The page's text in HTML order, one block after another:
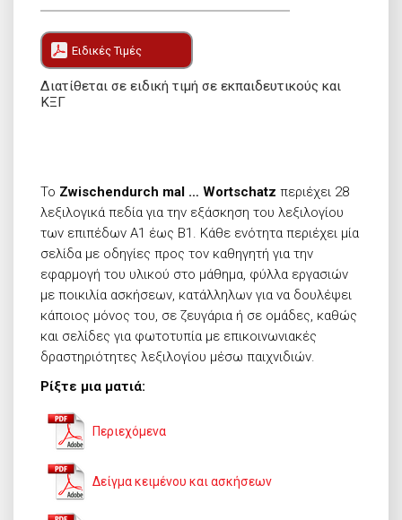
Ειδικές Τιμές
Διατίθεται σε ειδική τιμή σε εκπαιδευτικούς και
ΚΞΓ
Το Zwischendurch mal … Wortschatz περιέχει 28
λεξιλογικά πεδία για την εξάσκηση του λεξιλογίου
των επιπέδων Α1 έως Β1. Κάθε ενότητα περιέχει μία
σελίδα με οδηγίες προς τον καθηγητή για την
εφαρμογή του υλικού στο μάθημα, φύλλα εργασιών
με ποικιλία ασκήσεων, κατάλληλων για να δουλέψει
κάποιος μόνος του, σε ζευγάρια ή σε ομάδες, καθώς
και σελίδες για φωτοτυπία με επικοινωνιακές
δραστηριότητες λεξιλογίου μέσω παιχνιδιών.
Ρίξτε μια ματιά:
Περιεχόμενα
Δείγμα κειμένου και ασκήσεων